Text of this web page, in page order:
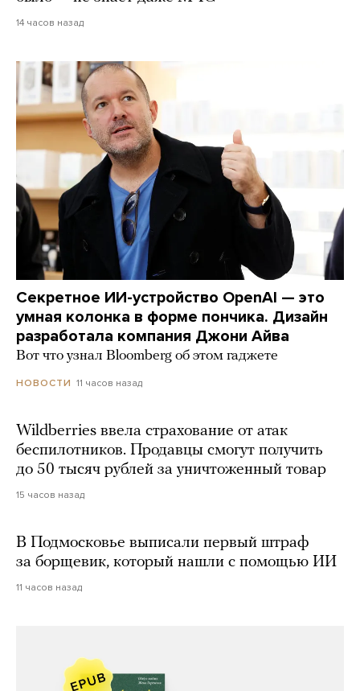
14 часов назад
Секретное ИИ-устройство OpenAI — это
умная колонка в форме пончика. Дизайн
разработала компания Джони Айва
Вот что узнал Bloomberg об этом гаджете
НОВОСТИ 11 часов назад
Wildberries ввела страхование от атак
беспилотников. Продавцы смогут получить
до 50 тысяч рублей за уничтоженный товар
15 часов назад
В Подмосковье выписали первый штраф
за борщевик, который нашли с помощью ИИ
11 часов назад